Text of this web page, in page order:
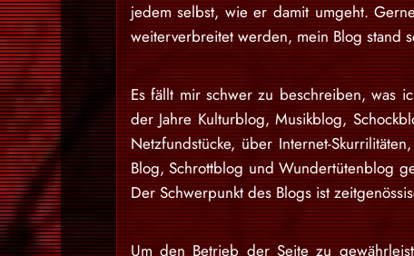
jedem selbst, wie er damit umgeht.
weiterverbreitet werden, mein Blog stand
Es fällt mir schwer zu beschreiben, was
der Jahre Kulturblog, Musikblog,
Netzfundstücke, über Internet-
Blog, Schrottblog und Wundertütenblog
Der Schwerpunkt des Blogs ist
Um den Betrieb der Seite zu